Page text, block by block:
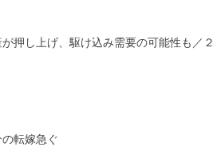
押し上げ、駆け込み需要の可能性も／２
転嫁急ぐ